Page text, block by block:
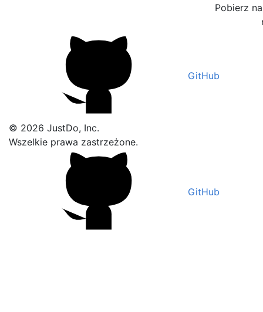
Pobierz
GitHub
© 2026 JustDo, Inc.
Wszelkie prawa zastrzeżone.
GitHub